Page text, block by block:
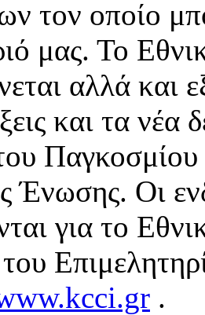
τον οποίο
μας. Το
αλλά και
και τα
Ένωσης. Οι
για το
του
.